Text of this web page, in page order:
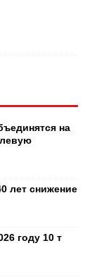
на
лет снижение
году 10 т